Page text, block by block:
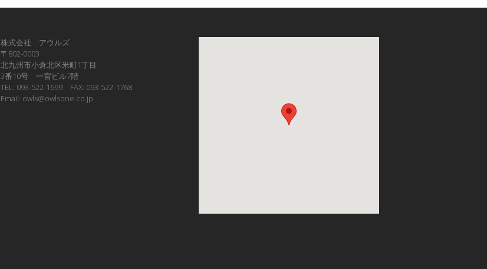
株式会社 アウルズ
〒802-0003
北九州市小倉北区米町1丁目
3番10号 一宮ビル7階
TEL: 093-522-1699 FAX: 093-522-1768
Email: owls@owlsone.co.jp